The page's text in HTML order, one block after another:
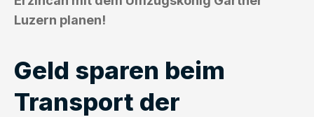
Luzern planen!
Geld sparen beim
Transport der